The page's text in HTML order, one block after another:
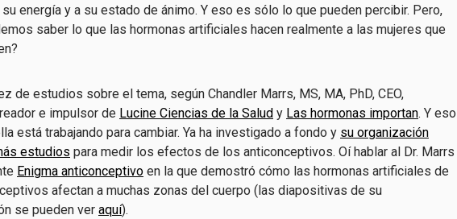
energía y a su estado de ánimo. Y eso es sólo lo que pueden percibir. Pero,
saber lo que las hormonas artificiales hacen realmente a las mujeres que
de estudios sobre el tema, según Chandler Marrs, MS, MA, PhD, CEO,
e impulsor de Lucine Ciencias de la Salud y Las hormonas importan. Y eso
está trabajando para cambiar. Ya ha investigado a fondo y su organización
estudios para medir los efectos de los anticonceptivos. Oí hablar al Dr. Marrs
Enigma anticonceptivo en la que demostró cómo las hormonas artificiales de
afectan a muchas zonas del cuerpo (las diapositivas de su
se pueden ver aquí).